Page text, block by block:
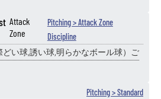
Attack
Zone
Pitching > Attack Zone
Discipline
い球,誘い球,明らかなボール球）ご
Pitching > Standard